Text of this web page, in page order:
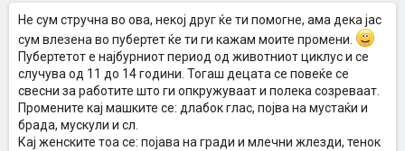
Не сум стручна во ова, некој друг ќе ти помогне, ама дека јас
сум влезена во пубертет ќе ти ги кажам моите промени.
Пубертетот е најбурниот период од животниот циклус и се
случува од 11 до 14 години. Тогаш децата се повеќе се
свесни за работите што ги опкружуваат и полека созреваат.
Промените кај машките се: длабок глас, појва на мустаќи и
брада, мускули и сл.
Кај женските тоа се: појава на гради и млечни жлезди, тенок